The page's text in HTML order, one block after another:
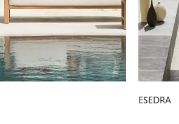
ESEDRA